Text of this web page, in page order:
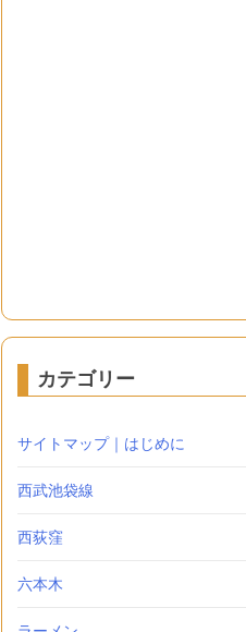
カテゴリー
サイトマップ｜はじめに
西武池袋線
西荻窪
六本木